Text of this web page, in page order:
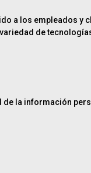
a los empleados
de
la información